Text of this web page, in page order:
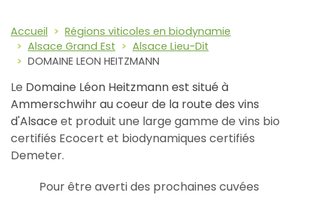
Accueil
Régions viticoles en biodynamie
Alsace Grand Est
Alsace Lieu-Dit
DOMAINE LEON HEITZMANN
Le Domaine Léon Heitzmann est situé à
Ammerschwihr au coeur de la route des vins
d'Alsace et produit une large gamme de vins bio
certifiés Ecocert et biodynamiques certifiés
Demeter.
Pour être averti des prochaines cuvées